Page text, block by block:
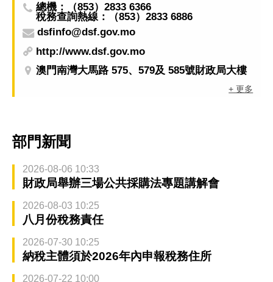
總機：（853）2833 6366
稅務查詢熱線：（853）2833 6886
dsfinfo@dsf.gov.mo
http://www.dsf.gov.mo
澳門南灣大馬路 575、579及 585號財政局大樓
+ 更多
部門新聞
2026-08-06 10:33
財政局舉辦三場公共採購法專題講解會
2026-08-03 10:25
八月份稅務責任
2026-07-30 10:25
納稅主體須於2026年內申報稅務住所
2026-07-22 10:00